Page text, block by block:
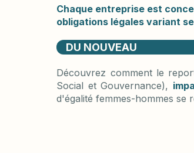
Chaque entreprise est
obligations légales variant
DU NOUVEAU
Découvrez comment le
Social et Gouvernance),
d'égalité femmes-hommes se